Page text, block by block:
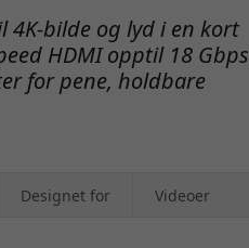
4K-bilde og lyd i en kort
HDMI opptil 18 Gbps
for pene, holdbare
Designet for Videoer